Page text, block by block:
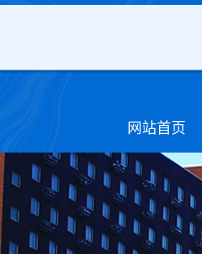
网站首页